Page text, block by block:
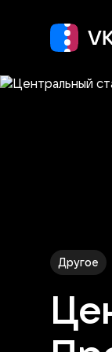
Другое